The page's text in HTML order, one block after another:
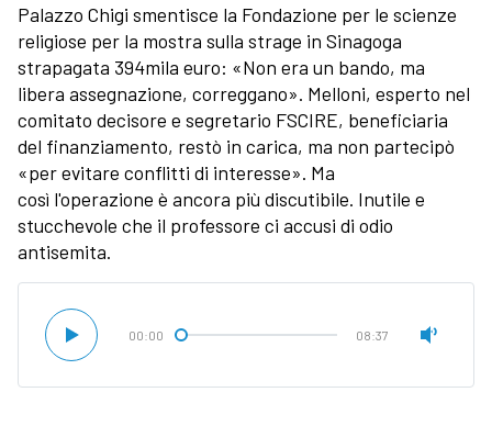
Palazzo Chigi smentisce la Fondazione per le scienze
religiose per la mostra sulla strage in Sinagoga
strapagata 394mila euro: «Non era un bando, ma
libera assegnazione, correggano». Melloni, esperto nel
comitato decisore e segretario FSCIRE, beneficiaria
del finanziamento, restò in carica, ma non partecipò
«per evitare conflitti di interesse». Ma
così l'operazione è ancora più discutibile. Inutile e
stucchevole che il professore ci accusi di odio
antisemita.
00:00 08:37